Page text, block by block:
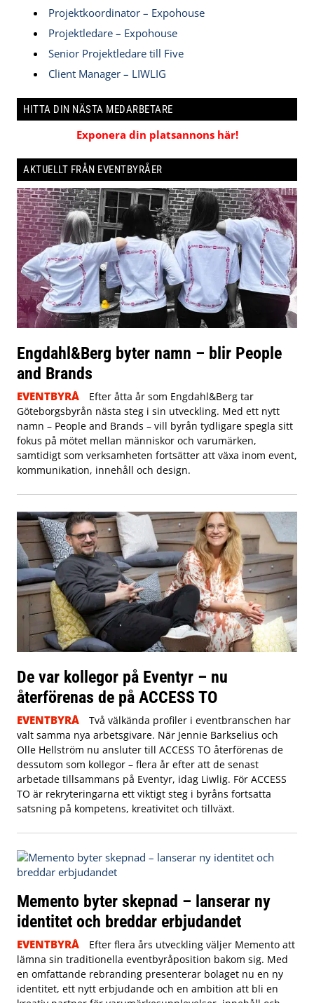
Projektkoordinator – Expohouse
Projektledare – Expohouse
Senior Projektledare till Five
Client Manager – LIWLIG
HITTA DIN NÄSTA MEDARBETARE
Exponera din platsannons här!
AKTUELLT FRÅN EVENTBYRÅER
Engdahl&Berg byter namn – blir People
and Brands
EVENTBYRÅ
Efter åtta år som Engdahl&Berg tar
Göteborgsbyrån nästa steg i sin utveckling. Med ett nytt
namn – People and Brands – vill byrån tydligare spegla sitt
fokus på mötet mellan människor och varumärken,
samtidigt som verksamheten fortsätter att växa inom event,
kommunikation, innehåll och design.
De var kollegor på Eventyr – nu
återförenas de på ACCESS TO
EVENTBYRÅ
Två välkända profiler i eventbranschen har
valt samma nya arbetsgivare. När Jennie Barkselius och
Olle Hellström nu ansluter till ACCESS TO återförenas de
dessutom som kollegor – flera år efter att de senast
arbetade tillsammans på Eventyr, idag Liwlig. För ACCESS
TO är rekryteringarna ett viktigt steg i byråns fortsatta
satsning på kompetens, kreativitet och tillväxt.
Memento byter skepnad – lanserar ny
identitet och breddar erbjudandet
EVENTBYRÅ
Efter flera års utveckling väljer Memento att
lämna sin traditionella eventbyråposition bakom sig. Med
en omfattande rebranding presenterar bolaget nu en ny
identitet, ett nytt erbjudande och en ambition att bli en